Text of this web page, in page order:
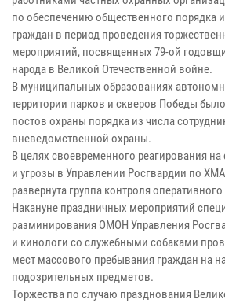
по обеспечению общественного порядка
граждан в период проведения
мероприятий, посвященных 79-ой
народа в Великой Отечественной войне.
В муниципальных образованиях
территории парков и скверов Победы
постов охраны порядка из числа
вневедомственной охраны.
В целях своевременного реагирования
и угрозы в Управлении Росгвардии по
развернута группа контроля
Накануне праздничных мероприятий
разминирования ОМОН Управления
и кинологи со служебными собаками
мест массового пребывания граждан на
подозрительных предметов.
Торжества по случаю празднования